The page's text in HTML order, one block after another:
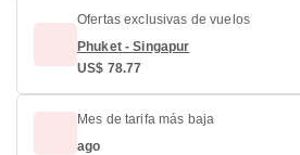
Ofertas exclusivas de vuelos
Phuket - Singapur
US$ 78.77
Mes de tarifa más baja
ago